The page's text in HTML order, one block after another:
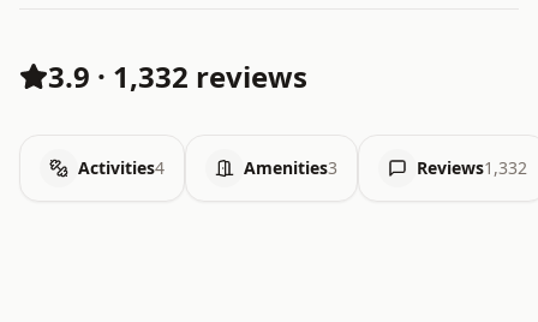
3.9 · 1,332 reviews
Activities4 Amenities3 Reviews1,332